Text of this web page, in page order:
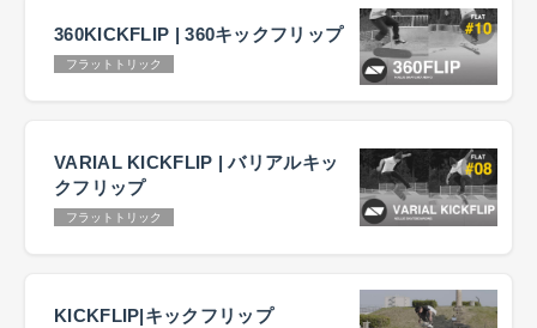
360KICKFLIP | 360キックフリップ
フラットトリック
VARIAL KICKFLIP | バリアルキッ
クフリップ
フラットトリック
KICKFLIP|キックフリップ